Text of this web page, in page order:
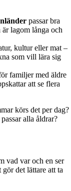
passar bra
lagom långa och
kultur eller mat –
som vill lära sig
familjer med äldre
att se flera
körs det per dag?
alla åldrar?
vad var och en ser
det lättare att ta